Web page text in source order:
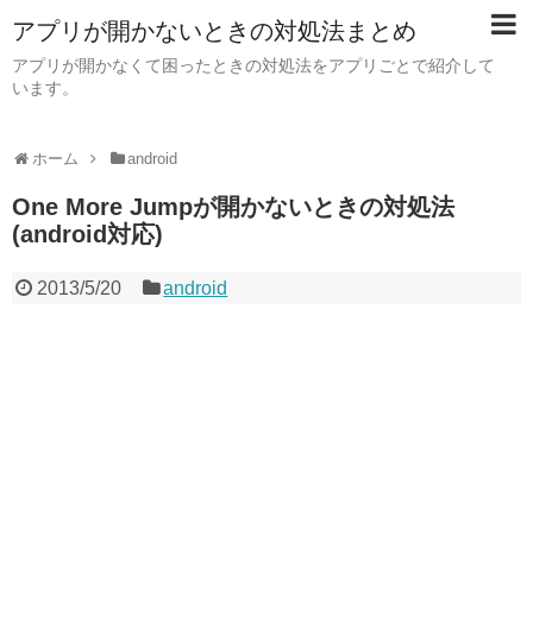
アプリが開かないときの対処法まとめ
アプリが開かなくて困ったときの対処法をアプリごとで紹介して
います。
ホーム android
One More Jumpが開かないときの対処法
(android対応)
2013/5/20 android